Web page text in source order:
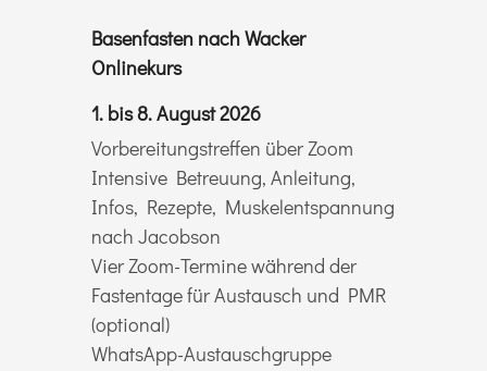
Basenfasten nach Wacker
Onlinekurs
1. bis 8. August 2026
Vorbereitungstreffen über Zoom
Intensive Betreuung, Anleitung,
Infos, Rezepte, Muskelentspannung
nach Jacobson
Vier Zoom-Termine während der
Fastentage für Austausch und PMR
(optional)
WhatsApp-Austauschgruppe